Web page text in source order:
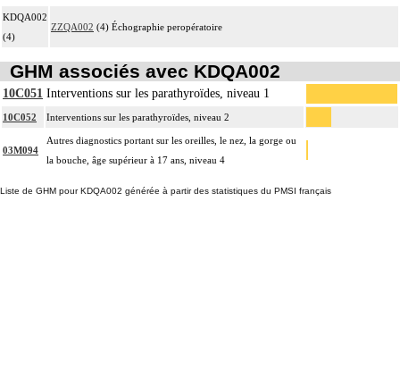
KDQA002
(4)
ZZQA002 (4) Échographie peropératoire
GHM associés avec KDQA002
10C051 Interventions sur les parathyroïdes, niveau 1
10C052 Interventions sur les parathyroïdes, niveau 2
03M094
Autres diagnostics portant sur les oreilles, le nez, la gorge ou
la bouche, âge supérieur à 17 ans, niveau 4
Liste de GHM pour KDQA002 générée à partir des statistiques du PMSI français